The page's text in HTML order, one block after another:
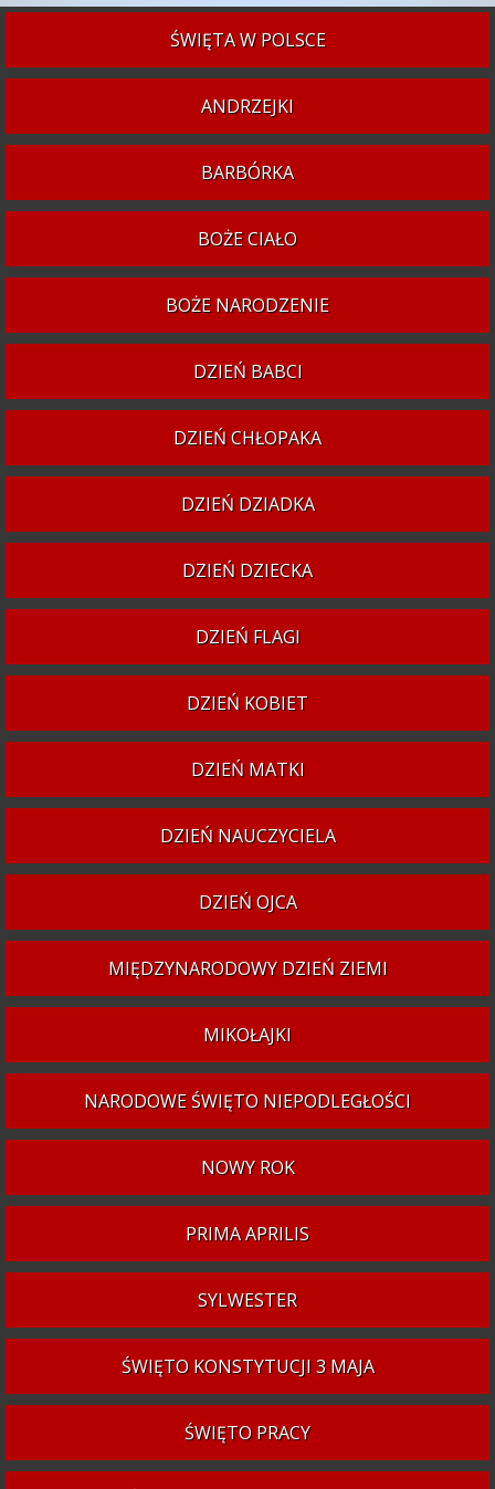
ŚWIĘTA W POLSCE
ANDRZEJKI
BARBÓRKA
BOŻE CIAŁO
BOŻE NARODZENIE
DZIEŃ BABCI
DZIEŃ CHŁOPAKA
DZIEŃ DZIADKA
DZIEŃ DZIECKA
DZIEŃ FLAGI
DZIEŃ KOBIET
DZIEŃ MATKI
DZIEŃ NAUCZYCIELA
DZIEŃ OJCA
MIĘDZYNARODOWY DZIEŃ ZIEMI
MIKOŁAJKI
NARODOWE ŚWIĘTO NIEPODLEGŁOŚCI
NOWY ROK
PRIMA APRILIS
SYLWESTER
ŚWIĘTO KONSTYTUCJI 3 MAJA
ŚWIĘTO PRACY